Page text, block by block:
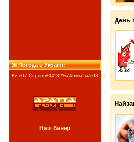
Погода в Україні:
Київ07 Серпня+34°32%745мм2м/c08.08+26°
Наш банер
День